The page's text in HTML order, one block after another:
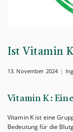
Ist Vitamin
13. November 2024
Vitamin K:
Vitamin K ist eine
Bedeutung für die